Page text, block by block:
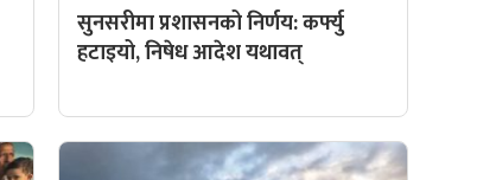
सुनसरीमा प्रशासनको निर्णय: कर्फ्यु
हटाइयो, निषेध आदेश यथावत्